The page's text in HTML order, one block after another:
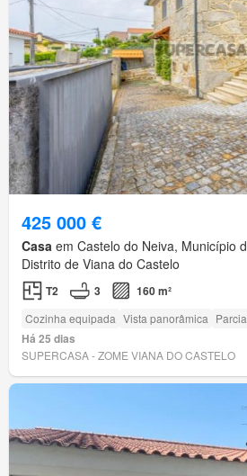
425 000 €
Casa em Castelo do Neiva, Município
Distrito de Viana do Castelo
T2 3 160 m²
Cozinha equipada Vista panorâmica
Há 25 dias
SUPERCASA - ZOME VIANA DO CASTELO